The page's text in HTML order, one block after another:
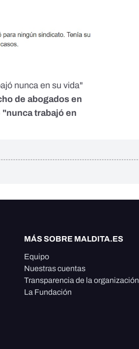
nunca en su vida"
de abogados en
trabajó en
MÁS SOBRE MALDITA.ES
Equipo
Nuestras cuentas
Transparencia de la organización
La Fundación